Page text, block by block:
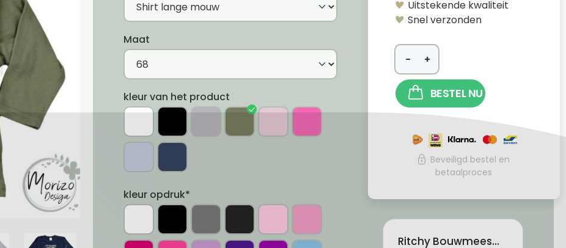
Maat
kleur van het product
kleur opdruk*
Uitstekende kwaliteit
Snel verzonden
− +
BESTEL NU
Beveiligd bestel en
betaalproces